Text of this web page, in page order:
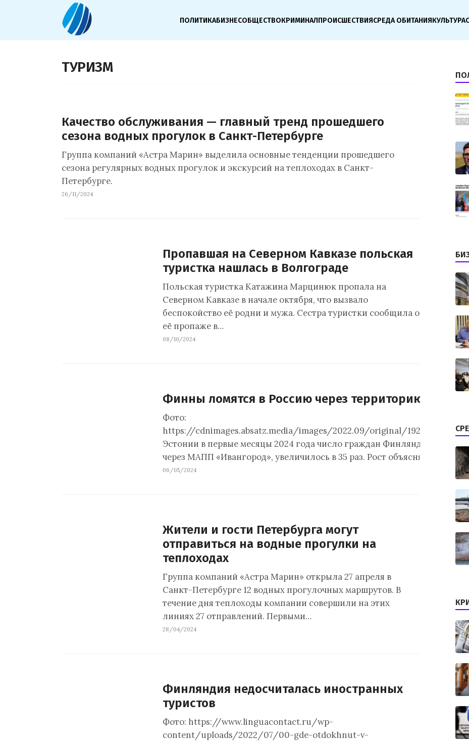
ПОЛИТИКАБИЗНЕСОБЩЕСТВОКРИМИНАЛПРОИСШЕСТВИЯСРЕДА ОБИТАНИЯКУЛЬТУРА
ТУРИЗМ
Качество обслуживания — главный тренд прошедшего
сезона водных прогулок в Санкт-Петербурге
Группа компаний «Астра Марин» выделила основные тенденции прошедшего
сезона регулярных водных прогулок и экскурсий на теплоходах в Санкт-
Петербурге.
26/11/2024
Пропавшая на Северном Кавказе польская
туристка нашлась в Волгограде
Польская туристка Катажина Марцинюк пропала на
Северном Кавказе в начале октября, что вызвало
беспокойство её родни и мужа. Сестра туристки сообщила о
её пропаже в…
08/10/2024
Финны ломятся в Россию через территорию Эстонии
Фото:
https://cdnimages.absatz.media/images/2022.09/original/
Эстонии в первые месяцы 2024 года число граждан Финляндии,
через МАПП «Ивангород», увеличилось в 35 раз. Рост объясняется
06/05/2024
Жители и гости Петербурга могут
отправиться на водные прогулки на
теплоходах
Группа компаний «Астра Марин» открыла 27 апреля в
Санкт-Петербурге 12 водных прогулочных маршрутов. В
течение дня теплоходы компании совершили на этих
линиях 27 отправлений. Первыми…
28/04/2024
Финляндия недосчиталась иностранных
туристов
Фото: https://www.linguacontact.ru/wp-
content/uploads/2022/07/00-gde-otdokhnut-v-